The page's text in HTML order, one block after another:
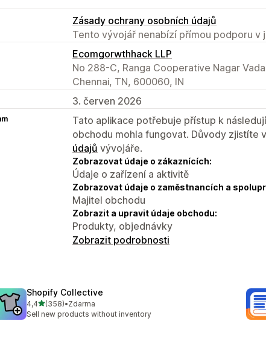
Zásady ochrany osobních údajů
Tento vývojář nenabízí přímou podporu v
Ecomgorwthhack LLP
No 288-C, Ranga Cooperative Nagar
Chennai, TN, 600060, IN
3. červen 2026
Tato aplikace potřebuje přístup k
obchodu mohla fungovat. Důvody zjistíte v
údajů vývojáře.
Zobrazovat údaje o zákaznících:
Údaje o zařízení a aktivitě
Zobrazovat údaje o zaměstnancích a
Majitel obchodu
Zobrazit a upravit údaje obchodu:
Produkty, objednávky
Zobrazit podrobnosti
Shopify Collective
4,4z 5 hvězd
(358)
Celkový počet recenzí: 358
•Zdarma
Sell new products without inventory